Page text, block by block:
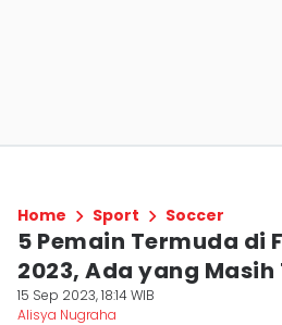
Home Sport Soccer
5 Pemain Termuda di
2023, Ada yang Masih
15 Sep 2023, 18:14 WIB
Alisya Nugraha